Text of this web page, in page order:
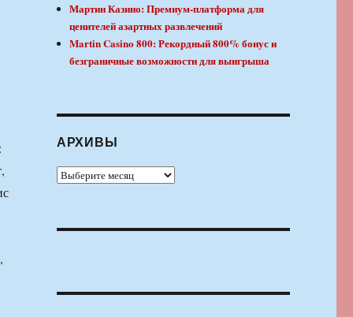
Мартин Казино: Премиум-платформа для
ценителей азартных развлечений
Martin Casino 800: Рекордный 800% бонус и
безграничные возможности для выигрыша
АРХИВЫ
Архивы